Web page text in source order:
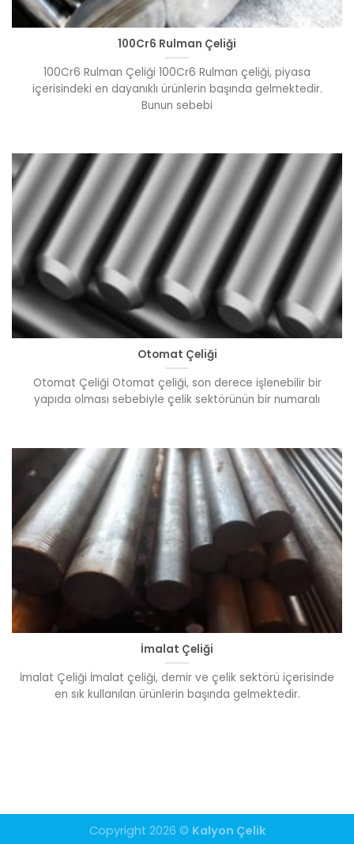
100Cr6 Rulman Çeliği
100Cr6 Rulman Çeliği 100Cr6 Rulman çeliği, piyasa
içerisindeki en dayanıklı ürünlerin başında gelmektedir.
Bunun sebebi
Otomat Çeliği
Otomat Çeliği Otomat çeliği, son derece işlenebilir bir
yapıda olması sebebiyle çelik sektörünün bir numaralı
İmalat Çeliği
İmalat Çeliği İmalat çeliği, demir ve çelik sektörü içerisinde
en sık kullanılan ürünlerin başında gelmektedir.
Copyright 2026 © Kalyon Çelik